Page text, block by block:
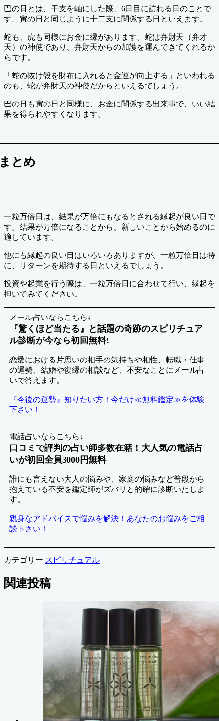
巴の日とは、干支を軸にした際、6日目に訪れる日のことで
す。寅の日と同じように十二支に関係する日といえます。
蛇も、虎も同様にお金に縁があります。蛇は弁財天（弁才
天）の神使であり、弁財天からの加護を運んできてくれるか
らです。
「蛇の抜け殻を財布に入れると金運が向上する」といわれる
のも、蛇が弁財天の神使だからといえるでしょう。
巴の日も寅の日と同様に、お金に関係する出来事で、いい結
果を得られやすくなります。
とめ
一粒万倍日は、結果が万倍にもなるとされる縁起が良い日で
す。結果が万倍になることから、新しいことから始めるのに
適しています。
他にも縁起の良い日はいろいろありますが、一粒万倍日は特
に、リターンを期待する日といえるでしょう。
投資や起業を行う際は、一粒万倍日に合わせて行い、縁起を
担いでみてください。
メール占いならこちら↓
『驚くほど当たる』と話題の奇跡のスピリチュア
ル診断が今なら初回無料!
恋愛における片思いの相手の気持ちや相性、転職・仕事
の運勢、結婚や復縁の相談など、不安なことにメール占
いで答えます。
『今後の運勢』知りたい方！今だけ≪無料鑑定≫を体験
下さい！
電話占いならこちら↓
口コミで評判の占い師多数在籍！大人気の電話占
いが初回全員3000円無料
誰にも言えない大人の悩みや、家庭の悩みなど普段から
抱えている不安を鑑定師がズバリと的確に診断いたしま
す。
親身なアドバイスで悩みを解決！あなたのお悩みをご相
談下さい！
カテゴリー:スピリチュアル
関連投稿